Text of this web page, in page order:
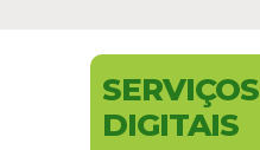
SERVIÇOS
DIGITAIS